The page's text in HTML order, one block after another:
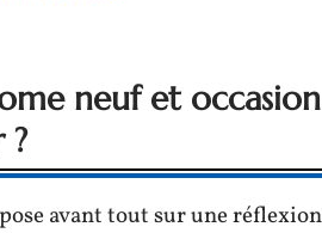
neuf et
?
avant tout sur une